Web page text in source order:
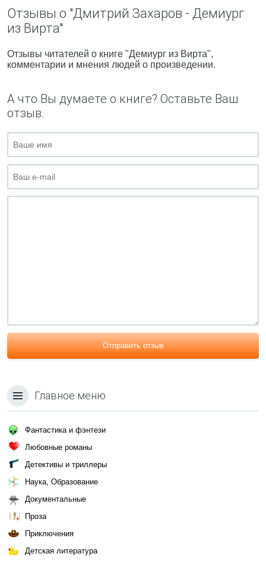
Отзывы о "Дмитрий Захаров - Демиург
из Вирта"
Отзывы читателей о книге "Демиург из Вирта",
комментарии и мнения людей о произведении.
А что Вы думаете о книге? Оставьте Ваш
отзыв.
Отправить отзыв
Главное меню
Фантастика и фэнтези
Любовные романы
Детективы и триллеры
Наука, Образование
Документальные
Проза
Приключения
Детская литература